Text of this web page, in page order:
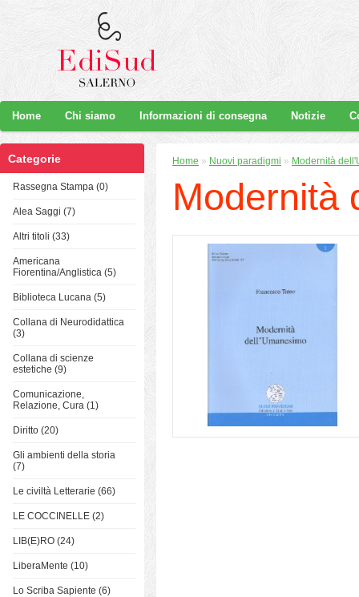
Home Chi siamo Informazioni di consegna Notizie
Categorie
Rassegna Stampa (0)
Alea Saggi (7)
Altri titoli (33)
Americana
Fiorentina/Anglistica (5)
Biblioteca Lucana (5)
Collana di Neurodidattica
(3)
Collana di scienze
estetiche (9)
Comunicazione,
Relazione, Cura (1)
Diritto (20)
Gli ambienti della storia
(7)
Le civiltà Letterarie (66)
LE COCCINELLE (2)
LIB(E)RO (24)
LiberaMente (10)
Lo Scriba Sapiente (6)
Home » Nuovi paradigmi » Modernità
Modernità